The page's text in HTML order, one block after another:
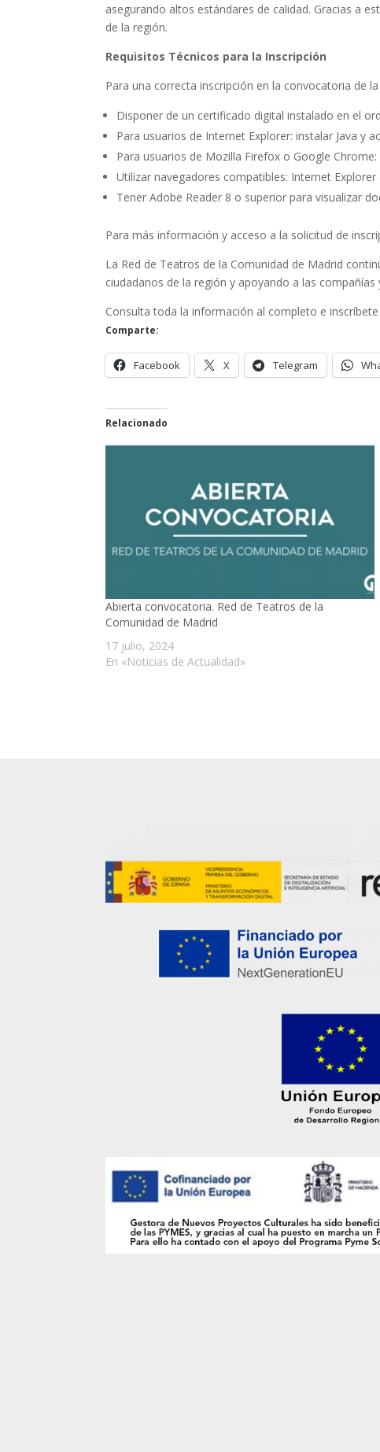
asegurando altos estándares de calidad. Gracias a
de la región.
Requisitos Técnicos para la Inscripción
Para una correcta inscripción en la convocatoria de
Disponer de un certificado digital instalado en el
Para usuarios de Internet Explorer: instalar Java y
Para usuarios de Mozilla Firefox o Google
Utilizar navegadores compatibles: Internet
Tener Adobe Reader 8 o superior para visualizar
Para más información y acceso a la solicitud de
La Red de Teatros de la Comunidad de Madrid
ciudadanos de la región y apoyando a las compañías
Consulta toda la información al completo e inscríbete
Comparte:
Facebook X Telegram
Relacionado
Abierta convocatoria. Red de Teatros de la
Comunidad de Madrid
17 julio, 2024
En «Noticias de Actualidad»